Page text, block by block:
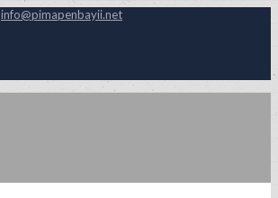
info@pimapenbayii.net